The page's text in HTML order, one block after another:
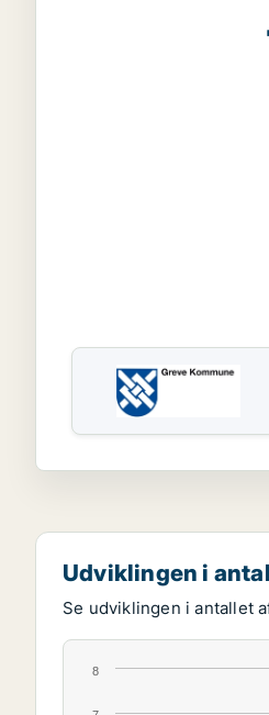
Udviklingen i
Se udviklingen i antallet
8